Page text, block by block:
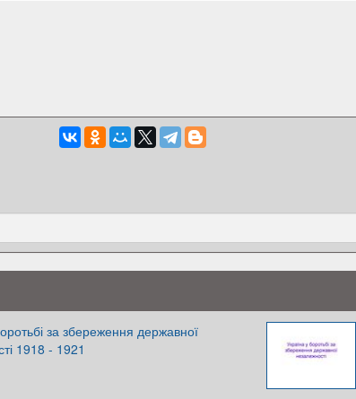
за збереження державної
1918 - 1921